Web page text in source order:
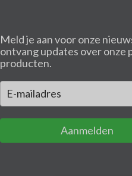
Meld je aan voor onze
ontvang updates over onze
producten.
Aanmelden